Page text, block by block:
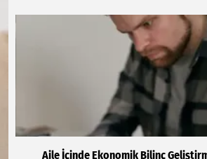
Aile İçinde Ekonomik Bilinç